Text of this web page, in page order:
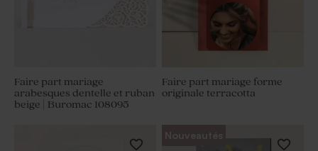
Faire part mariage
arabesques dentelle et ruban
beige | Buromac 108095
Faire part mariage forme
originale terracotta
Nouveautés